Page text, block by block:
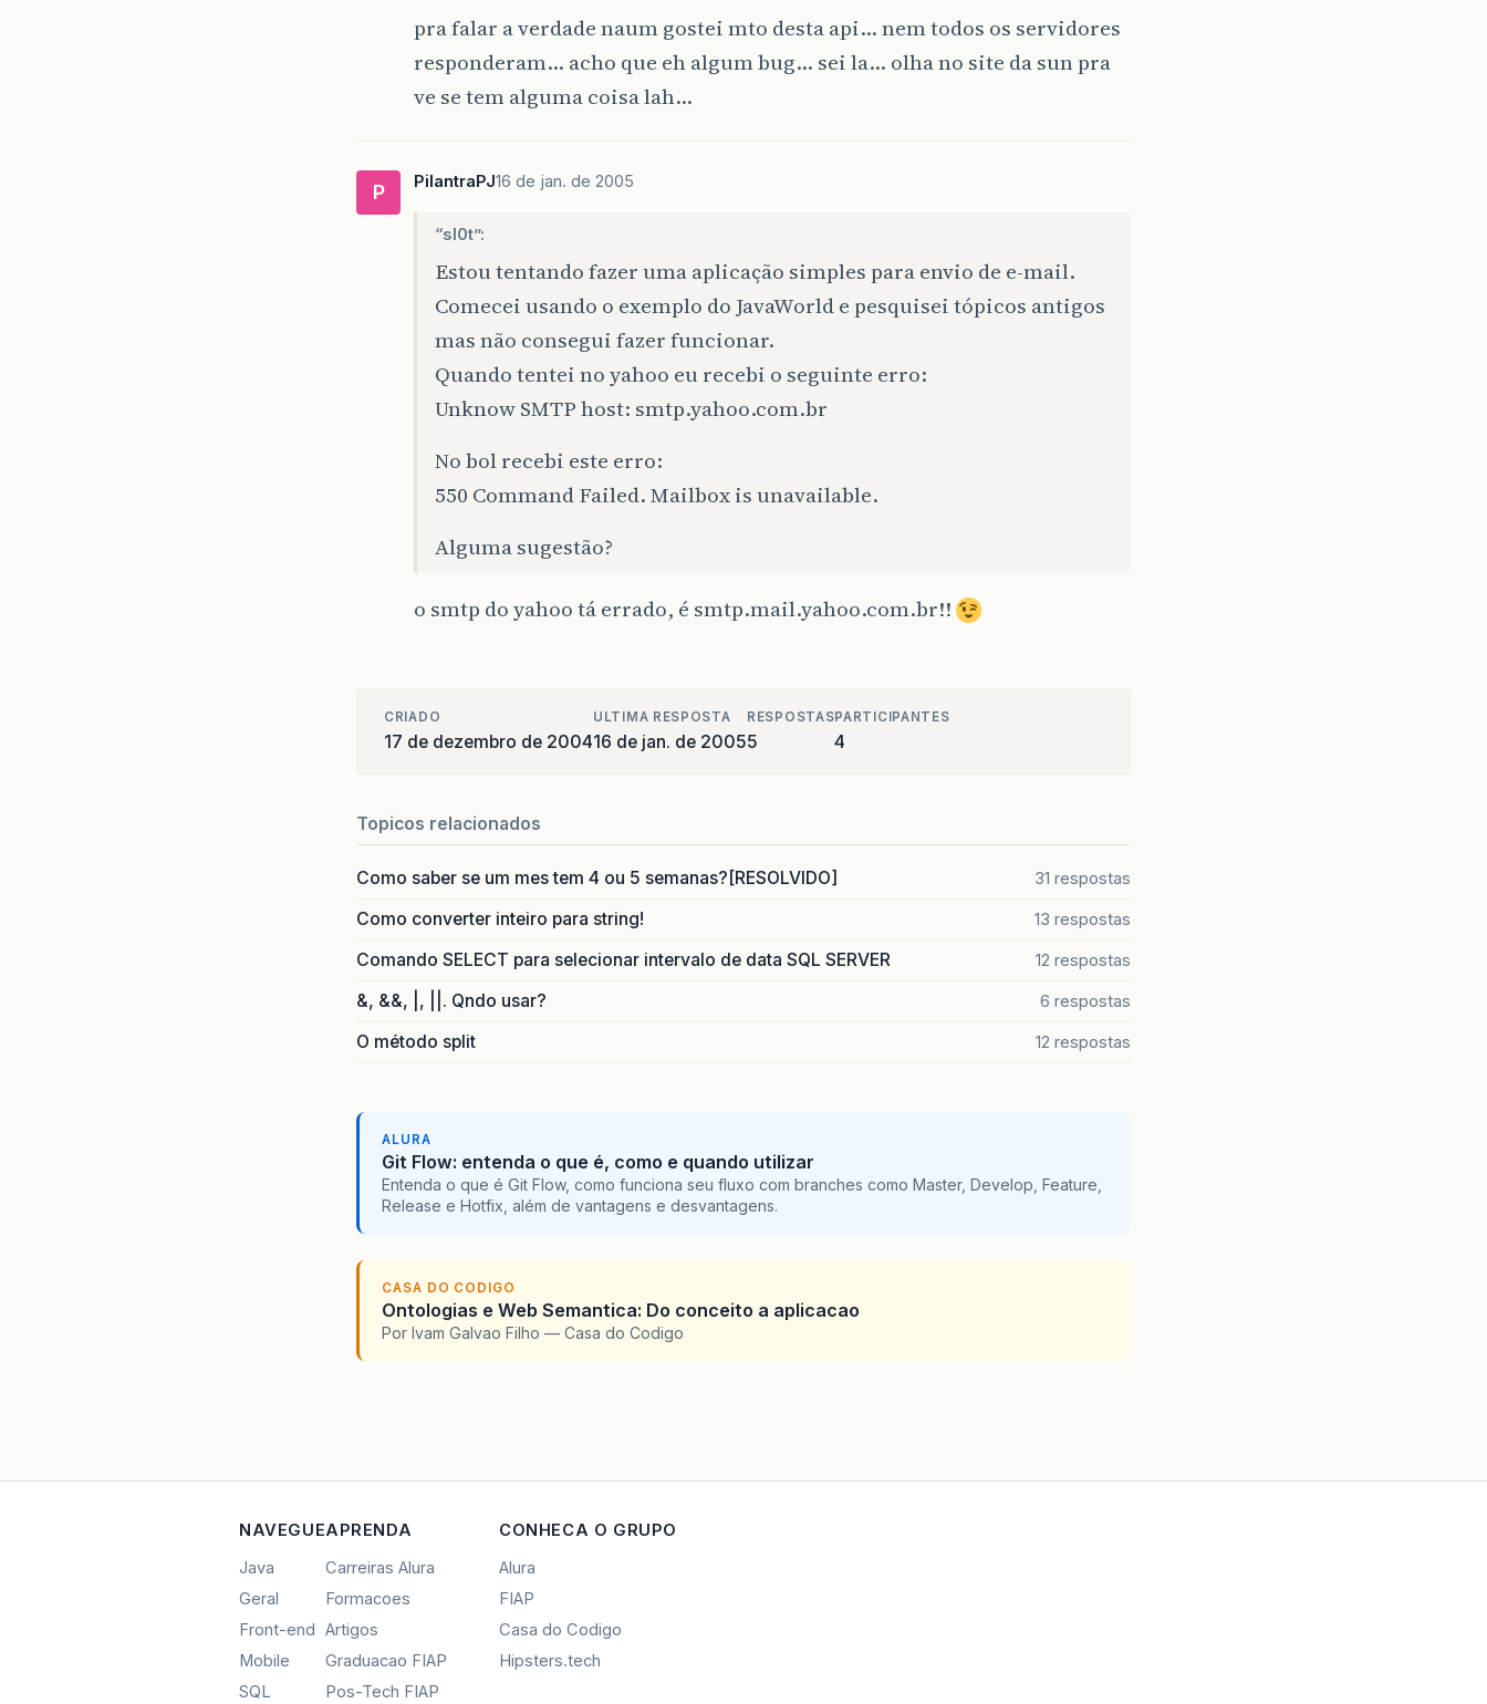
pra falar a verdade naum gostei mto desta api… nem todos os servidores
responderam… acho que eh algum bug… sei la… olha no site da sun pra
ve se tem alguma coisa lah…
P PilantraPJ16 de jan. de 2005
“sl0t”:
Estou tentando fazer uma aplicação simples para envio de e-mail.
Comecei usando o exemplo do JavaWorld e pesquisei tópicos antigos
mas não consegui fazer funcionar.
Quando tentei no yahoo eu recebi o seguinte erro:
Unknow SMTP host: smtp.yahoo.com.br
No bol recebi este erro:
550 Command Failed. Mailbox is unavailable.
Alguma sugestão?
o smtp do yahoo tá errado, é smtp.mail.yahoo.com.br!!
CRIADO
17 de dezembro de 2004
ULTIMA RESPOSTA
16 de jan. de 2005
RESPOSTAS
5
PARTICIPANTES
4
Topicos relacionados
Como saber se um mes tem 4 ou 5 semanas?[RESOLVIDO] 31 respostas
Como converter inteiro para string! 13 respostas
Comando SELECT para selecionar intervalo de data SQL SERVER 12 respostas
&, &&, |, ||. Qndo usar? 6 respostas
O método split 12 respostas
ALURA
Git Flow: entenda o que é, como e quando utilizar
Entenda o que é Git Flow, como funciona seu fluxo com branches como Master, Develop, Feature,
Release e Hotfix, além de vantagens e desvantagens.
CASA DO CODIGO
Ontologias e Web Semantica: Do conceito a aplicacao
Por Ivam Galvao Filho — Casa do Codigo
NAVEGUE
Java
Geral
Front-end
Mobile
SQL
APRENDA
Carreiras Alura
Formacoes
Artigos
Graduacao FIAP
Pos-Tech FIAP
CONHECA O GRUPO
Alura
FIAP
Casa do Codigo
Hipsters.tech